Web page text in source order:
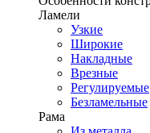
Ламели
Узкие
Широкие
Накладные
Врезные
Регулируемые
Безламельные
Рама